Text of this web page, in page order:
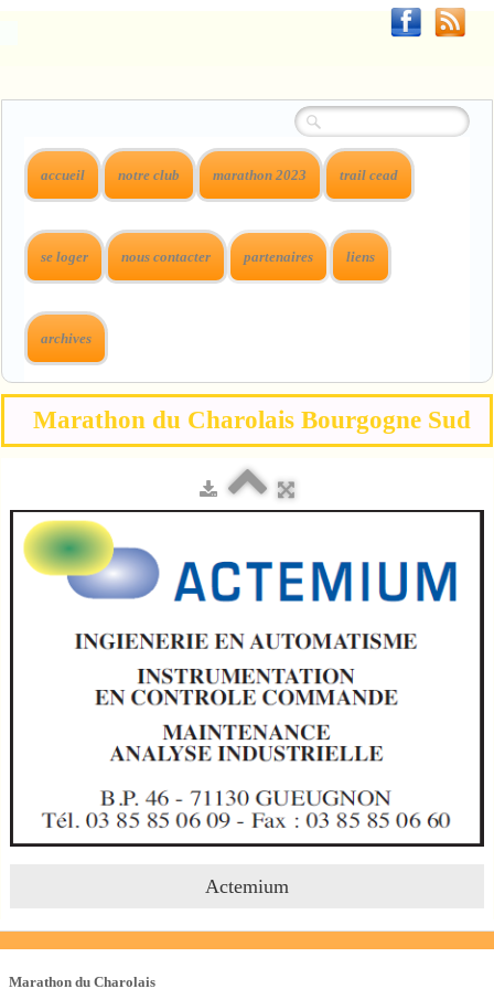
accueil notre club marathon 2023 trail cead
se loger nous contacter partenaires liens
archives
Marathon du Charolais Bourgogne Sud
Actemium
Marathon du Charolais